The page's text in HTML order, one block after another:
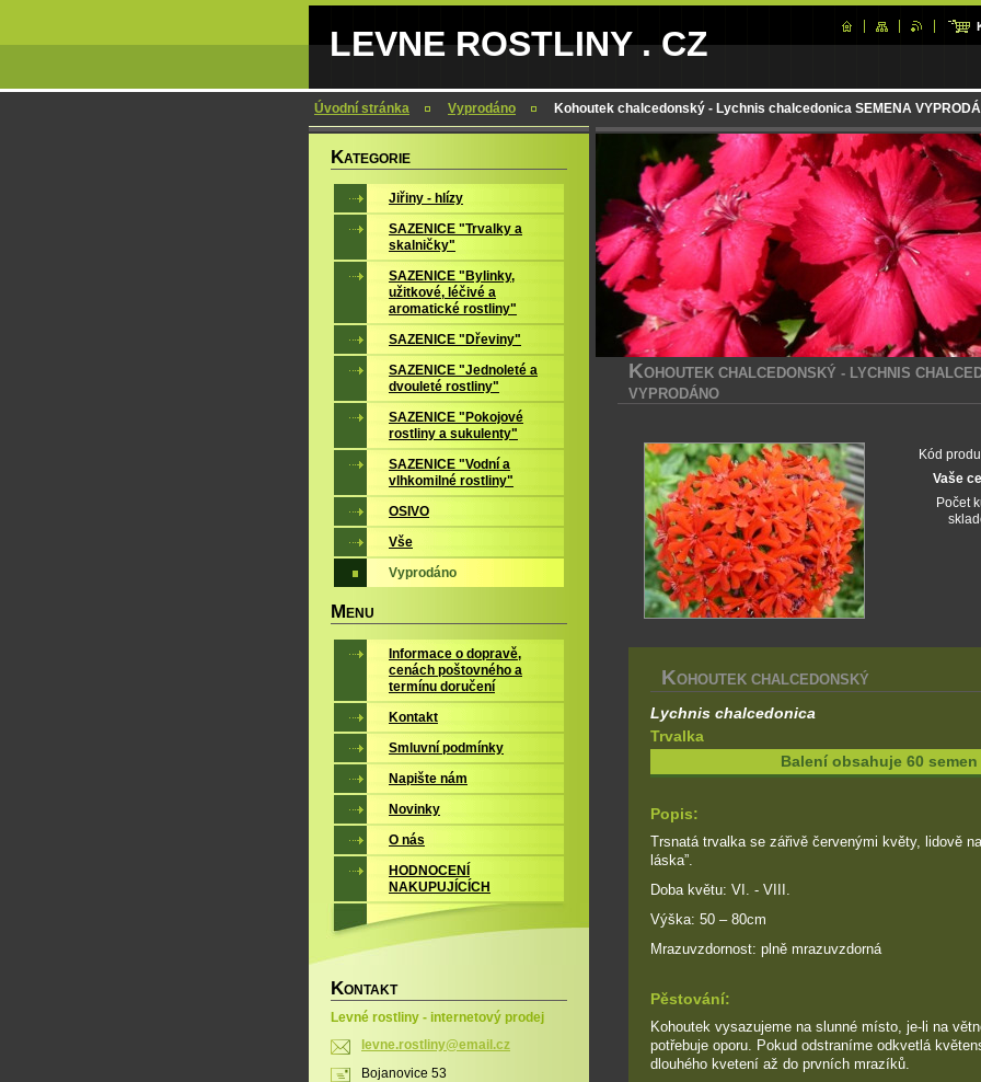
LEVNE ROSTLINY . CZ
Úvodní stránka Vyprodáno Kohoutek chalcedonský - Lychnis chalcedonica SEMENA
KOHOUTEK CHALCEDONSKÝ - LYCHNIS
VYPRODÁNO
Kód
Vaše
Počet
KOHOUTEK CHALCEDONSKÝ
Lychnis chalcedonica
Trvalka
Balení obsahuje 60 semen
Popis:
Trsnatá trvalka se zářivě červenými květy, lidově
láska”.
Doba květu: VI. - VIII.
Výška: 50 – 80cm
Mrazuvzdornost: plně mrazuvzdorná
Pěstování:
Kohoutek vysazujeme na slunné místo, je-li na
potřebuje oporu. Pokud odstraníme odkvetlá
dlouhého kvetení až do prvních mrazíků.
KATEGORIE
Jiřiny - hlízy
SAZENICE "Trvalky a
skalničky"
SAZENICE "Bylinky,
užitkové, léčivé a
aromatické rostliny"
SAZENICE "Dřeviny"
SAZENICE "Jednoleté a
dvouleté rostliny"
SAZENICE "Pokojové
rostliny a sukulenty"
SAZENICE "Vodní a
vlhkomilné rostliny"
OSIVO
Vše
Vyprodáno
M ENU
Informace o dopravě,
cenách poštovného a
termínu doručení
Kontakt
Smluvní podmínky
Napište nám
Novinky
O nás
HODNOCENÍ
NAKUPUJÍCÍCH
KONTAKT
Levné rostliny - internetový prodej
levne.rostliny@email.cz
Bojanovice 53